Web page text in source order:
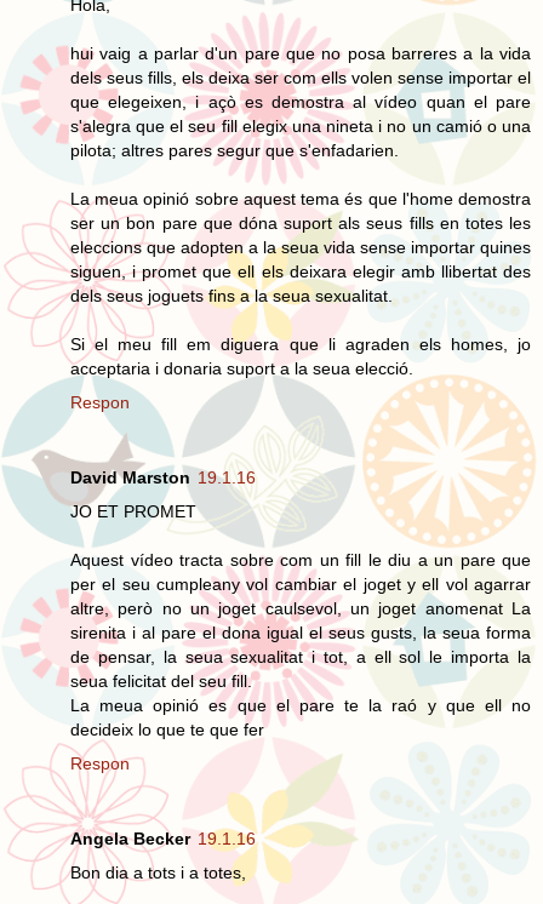
Hola,
hui vaig a parlar d'un pare que no posa barreres a la vida
dels seus fills, els deixa ser com ells volen sense importar el
que elegeixen, i açò es demostra al vídeo quan el pare
s'alegra que el seu fill elegix una nineta i no un camió o una
pilota; altres pares segur que s'enfadarien.
La meua opinió sobre aquest tema és que l'home demostra
ser un bon pare que dóna suport als seus fills en totes les
eleccions que adopten a la seua vida sense importar quines
siguen, i promet que ell els deixara elegir amb llibertat des
dels seus joguets fins a la seua sexualitat.
Si el meu fill em diguera que li agraden els homes, jo
acceptaria i donaria suport a la seua elecció.
Respon
David Marston 19.1.16
JO ET PROMET
Aquest vídeo tracta sobre com un fill le diu a un pare que
per el seu cumpleany vol cambiar el joget y ell vol agarrar
altre, però no un joget caulsevol, un joget anomenat La
sirenita i al pare el dona igual el seus gusts, la seua forma
de pensar, la seua sexualitat i tot, a ell sol le importa la
seua felicitat del seu fill.
La meua opinió es que el pare te la raó y que ell no
decideix lo que te que fer
Respon
Angela Becker 19.1.16
Bon dia a tots i a totes,